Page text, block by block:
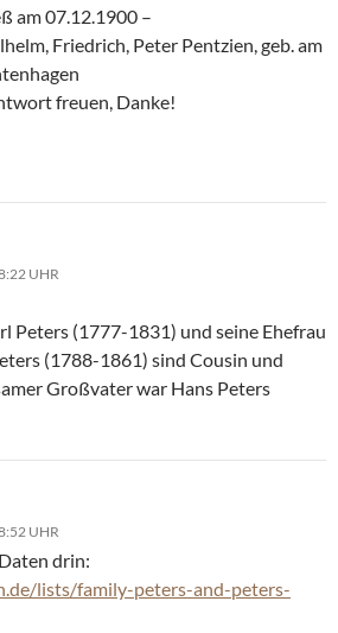
am 07.12.1900 –
Friedrich, Peter Pentzien, geb. am
freuen, Danke!
UHR
Peters (1777-1831) und seine Ehefrau
(1788-1861) sind Cousin und
Großvater war Hans Peters
UHR
drin:
lists/family-peters-and-peters-